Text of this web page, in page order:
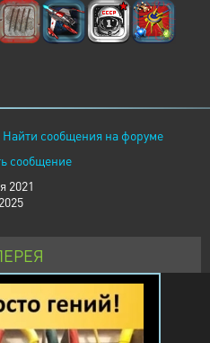
Найти сообщения на форуме
сообщение
2021